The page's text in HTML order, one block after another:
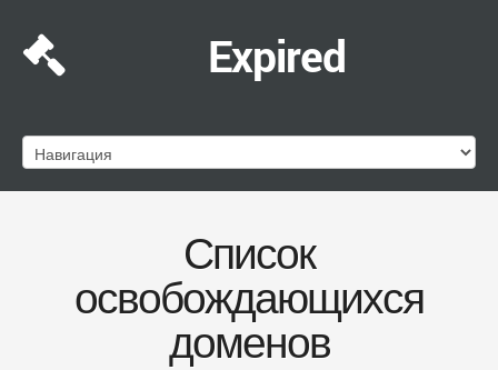
Expired
Список
освобождающихся
доменов